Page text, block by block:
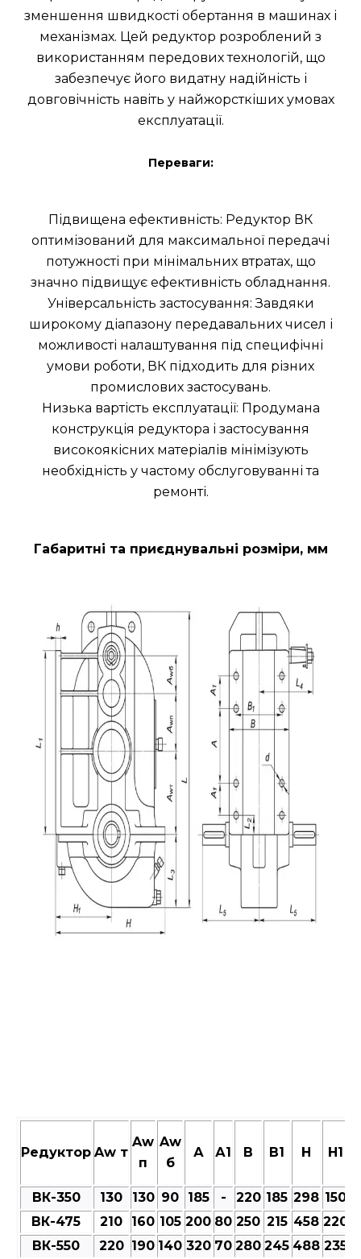
зменшення швидкості обертання в машинах і
механізмах. Цей редуктор розроблений з
використанням передових технологій, що
забезпечує його видатну надійність і
довговічність навіть у найжорсткіших умовах
експлуатації.
Переваги:
Підвищена ефективність: Редуктор ВК
оптимізований для максимальної передачі
потужності при мінімальних втратах, що
значно підвищує ефективність обладнання.
Універсальність застосування: Завдяки
широкому діапазону передавальних чисел і
можливості налаштування під специфічні
умови роботи, ВК підходить для різних
промислових застосувань.
Низька вартість експлуатації: Продумана
конструкція редуктора і застосування
високоякісних матеріалів мінімізують
необхідність у частому обслуговуванні та
ремонті.
Габаритні та приєднувальні розміри, мм
Редуктор Aw т
Aw
п
Aw
б
А А1 В В1 Н Н1
ВК-350 130 130 90 185 - 220 185 298 150
ВК-475
210 160 105 200 80 250 215 458 220
ВК-550
220 190 140 320 70 280 245 488 235